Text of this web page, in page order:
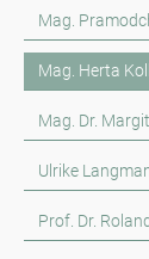
Mag.
Mag. Herta Koll
Mag. Dr.
Ulrike
Prof. Dr.